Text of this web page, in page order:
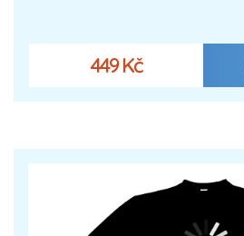
449 Kč